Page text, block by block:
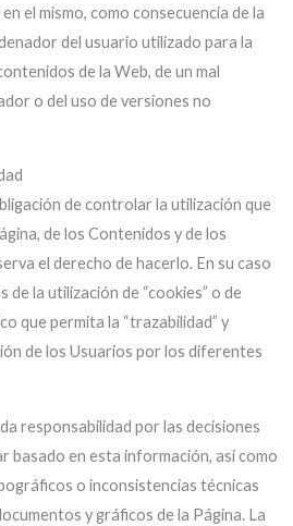
el mismo, como consecuencia de la
del usuario utilizado para la
de la Web, de un mal
o del uso de versiones no
de controlar la utilización que
de los Contenidos y de los
el derecho de hacerlo. En su caso
de la utilización de “cookies” o de
que permita la “trazabilidad” y
de los Usuarios por los diferentes
responsabilidad por las decisiones
basado en esta información, así como
o inconsistencias técnicas
y gráficos de la Página. La